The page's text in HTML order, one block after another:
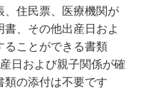
、住民票、医療機関が
、その他出産日およ
ることができる書類
日および親子関係が確
類の添付は不要です